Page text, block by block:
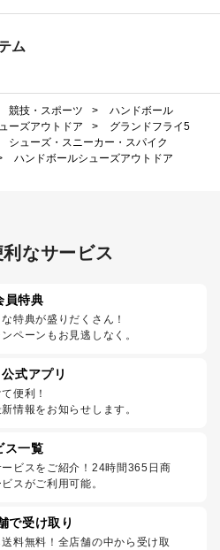
ム
競技・スポーツ >
ハンドボール
ーズアウトドア >
グランドフライ5
シューズ・スニーカー・スパイク
ハンドボールシューズアウトドア
なサービス
員特典
特典が盛りだくさん！
ペーンもお見逃しなく。
式アプリ
便利！
情報をお知らせします。
ス一覧
ビスをご紹介！24時間365日商
スがご利用可能。
で受け取り
料無料！全店舗の中から受け取